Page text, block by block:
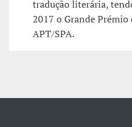
tradução literária,
2017 o Grande
APT/SPA.